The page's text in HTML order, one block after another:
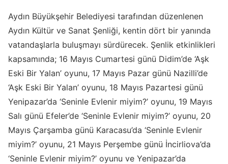
Aydın Büyükşehir Belediyesi tarafından düzenlenen
Aydın Kültür ve Sanat Şenliği, kentin dört bir yanında
vatandaşlarla buluşmayı sürdürecek. Şenlik etkinlikleri
kapsamında; 16 Mayıs Cumartesi günü Didim’de ‘Aşk
Eski Bir Yalan’ oyunu, 17 Mayıs Pazar günü Nazilli’de
‘Aşk Eski Bir Yalan’ oyunu, 18 Mayıs Pazartesi günü
Yenipazar’da ‘Seninle Evlenir miyim?’ oyunu, 19 Mayıs
Salı günü Efeler’de ‘Seninle Evlenir miyim?’ oyunu, 20
Mayıs Çarşamba günü Karacasu’da ‘Seninle Evlenir
miyim?’ oyunu, 21 Mayıs Perşembe günü İncirliova’da
‘Seninle Evlenir miyim?’ oyunu ve Yenipazar’da